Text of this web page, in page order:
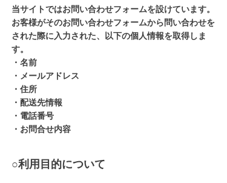
当サイトではお問い合わせフォームを設けています。
お客様がそのお問い合わせフォームから問い合わせを
された際に入力された、以下の個人情報を取得しま
す。
・名前
・メールアドレス
・住所
・配送先情報
・電話番号
・お問合せ内容
○利用目的について